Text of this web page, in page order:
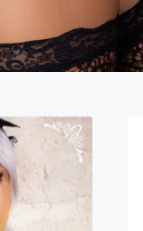
CAMPFIRE Creation
machi-ya コミュニティ